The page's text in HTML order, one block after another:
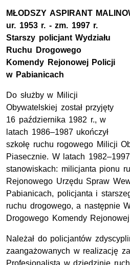
MŁODSZY ASPIRANT
ur. 1953 r. - zm. 1997 r.
Starszy policjant Wydziału
Ruchu Drogowego
Komendy Rejonowej Policji
w Pabianicach
Do służby w Milicji
Obywatelskiej został przyjęty
16 października 1982 r., w
latach 1986–1987 ukończył
szkołę ruchu rogowego Milicji
Piasecznie. W latach
stanowiskach: milicjanta pionu
Rejonowego Urzędu Spraw
Pabianicach, policjanta i
ruchu drogowego, a następnie
Drogowego Komendy
Należał do policjantów
zaangażowanych w realizację
Profesjonalista w dziedzinie